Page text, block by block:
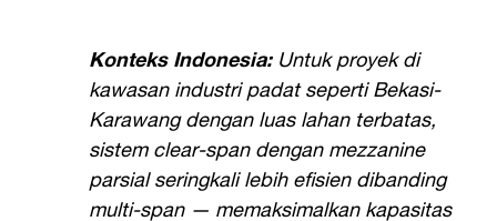
Konteks Indonesia:Untuk proyek di
kawasan industri padat seperti Bekasi-
Karawang dengan luas lahan terbatas,
sistem clear-span dengan mezzanine
parsial seringkali lebih efisien dibanding
multi-span — memaksimalkan kapasitas